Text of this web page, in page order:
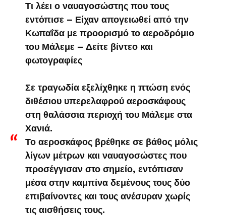
Τι λέει ο ναυαγοσώστης που τους
εντόπισε – Είχαν απογειωθεί από την
Κωπαΐδα με προορισμό το αεροδρόμιο
του Μάλεμε – Δείτε βίντεο και
φωτογραφίες
Σε τραγωδία εξελίχθηκε η πτώση ενός
διθέσιου υπερελαφρού αεροσκάφους
στη θαλάσσια περιοχή του Μάλεμε στα
Χανιά.
Το αεροσκάφος βρέθηκε σε βάθος μόλις
λίγων μέτρων και ναυαγοσώστες που
προσέγγισαν στο σημείο, εντόπισαν
μέσα στην καμπίνα δεμένους τους δύο
επιβαίνοντες και τους ανέσυραν χωρίς
τις αισθήσεις τους.